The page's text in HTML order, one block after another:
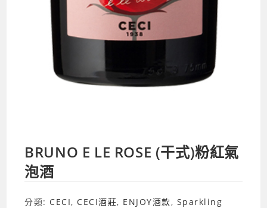
BRUNO E LE ROSE (干式)粉紅氣
泡酒
分類: CECI, CECI酒莊, ENJOY酒款, Sparkling